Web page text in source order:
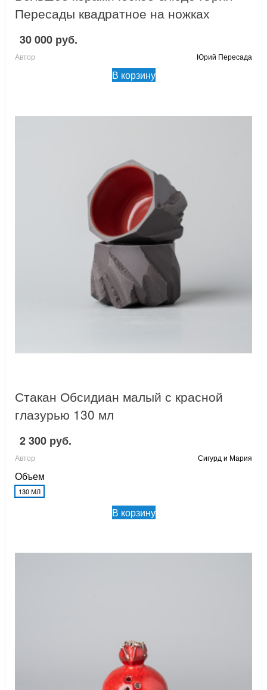
Пересады квадратное на ножках
30 000 руб.
Автор Юрий Пересада
В корзину
Стакан Обсидиан малый с красной
глазурью 130 мл
2 300 руб.
Автор Сигурд и Мария
Объем
130 МЛ
В корзину